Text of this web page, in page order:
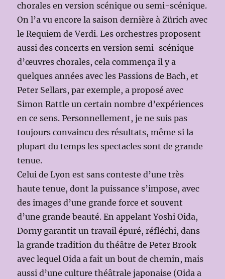
chorales en version scénique ou semi-scénique.
On l’a vu encore la saison dernière à Zürich avec
le Requiem de Verdi. Les orchestres proposent
aussi des concerts en version semi-scénique
d’œuvres chorales, cela commença il y a
quelques années avec les Passions de Bach, et
Peter Sellars, par exemple, a proposé avec
Simon Rattle un certain nombre d’expériences
en ce sens. Personnellement, je ne suis pas
toujours convaincu des résultats, même si la
plupart du temps les spectacles sont de grande
tenue.
Celui de Lyon est sans conteste d’une très
haute tenue, dont la puissance s’impose, avec
des images d’une grande force et souvent
d’une grande beauté. En appelant Yoshi Oida,
Dorny garantit un travail épuré, réfléchi, dans
la grande tradition du théâtre de Peter Brook
avec lequel Oida a fait un bout de chemin, mais
aussi d’une culture théâtrale japonaise (Oida a